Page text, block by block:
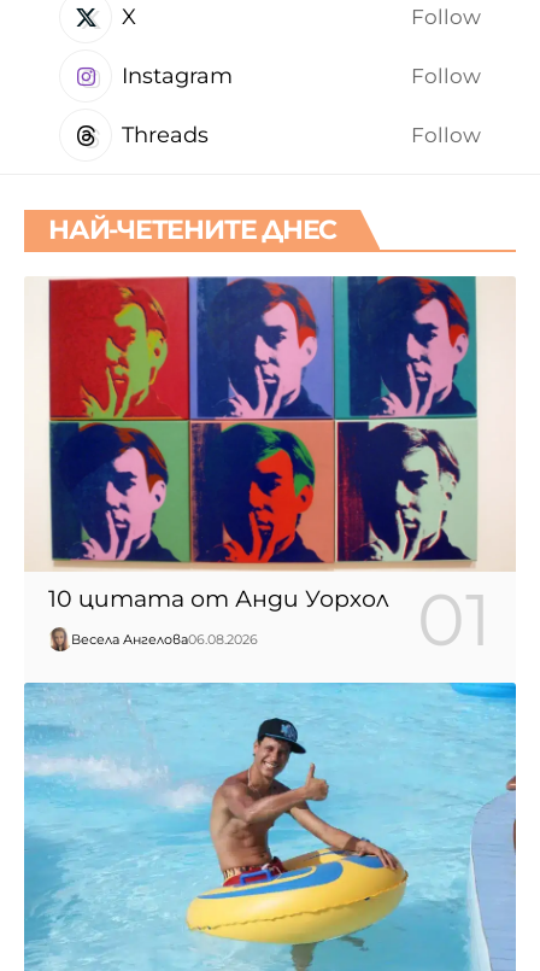
X Follow
Instagram Follow
Threads Follow
НАЙ-ЧЕТЕНИТЕ ДНЕС
10 цитата от Анди Уорхол
Весела Ангелова06.08.2026